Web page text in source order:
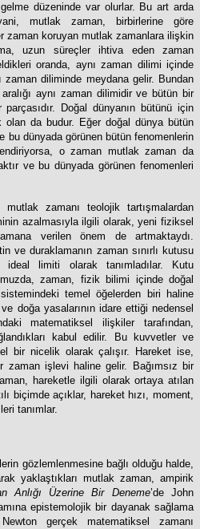
düzeninde var olurlar. Bu art arda
mutlak zaman, birbirlerine göre
zaman koruyan mutlak zamanlara ilişkin
uzun süreçler ihtiva eden zaman
oranda, aynı zaman dilimi içinde
zaman diliminde meydana gelir. Bundan
aynı zaman dilimidir ve bütün bir
Doğal dünyanın bütünü için
da budur. Eğer doğal dünya bütün
bu dünyada görünen bütün fenomenlerin
o zaman mutlak zaman da
ve bu dünyada görünen fenomenleri
mutlak zamanı teolojik tartışmalardan
azalmasıyla ilgili olarak, yeni fiziksel
verilen önem de artmaktaydı.
ve duraklamanın zaman sınırlı kutusu
limiti olarak tanımladılar. Kutu
zaman, fizik bilimi içinde doğal
temel öğelerden biri haline
doğa yasalarının idare ettiği nedensel
matematiksel ilişkiler tarafından,
kabul edilir. Bu kuvvetler ve
bir nicelik olarak çalışır. Hareket ise,
zaman işlevi haline gelir. Bağımsız bir
hareketle ilgili olarak ortaya atılan
biçimde açıklar, hareket hızı, moment,
tanımlar.
gözlemlenmesine bağlı olduğu halde,
yaklaştıkları mutlak zaman, ampirik
Anlığı Üzerine Bir Deneme’de John
epistemolojik bir dayanak sağlama
gerçek matematiksel zamanı